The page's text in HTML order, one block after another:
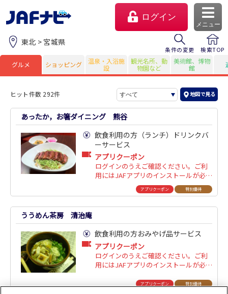
ログイン
メニュー
マイページ
会員優待のご利用方法
よくあるご質問
サイトマップ
東北 > 宮城県
条件の変更 検索TOP
グルメ ショッピング
温泉・入浴施
設
観光名所、動
物園など
美術館、博物
館
ヒット件数 292件 地図で見る
あったか，お箸ダイニング 熊谷
飲食利用の方（ランチ）ドリンクバ
ーサービス
アプリクーポン
ログインのうえご確認ください。ご利
用にはJAFアプリのインストールが必要
アプリクーポン 特別優待
ううめん茶房 清治庵
飲食利用の方おみやげ品サービス
アプリクーポン
ログインのうえご確認ください。ご利
用にはJAFアプリのインストールが必要
アプリクーポン 特別優待